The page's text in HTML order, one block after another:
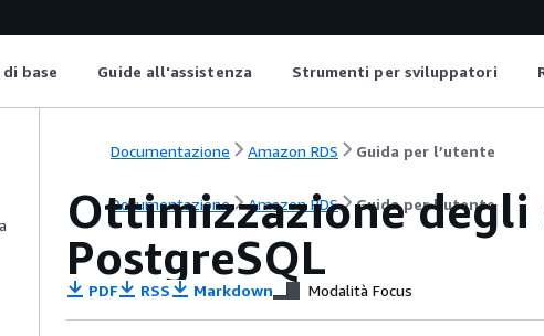
base Guide all'assistenza Strumenti per sviluppatori
Documentazione Amazon RDS Guida per l’utente
Documentazione Amazon RDS Guida per l’utente
Ottimizzazione degli
PostgreSQL
PDF RSS Markdown Modalità Focus